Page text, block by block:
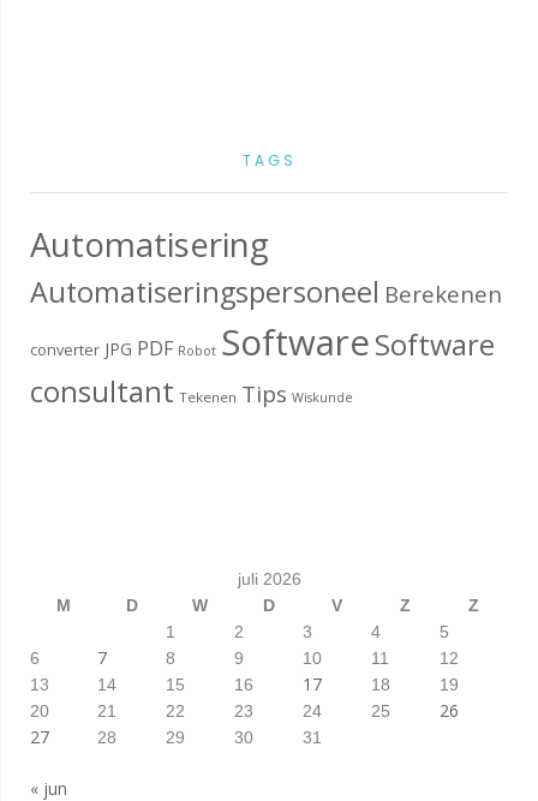
TAGS
Automatisering
Automatiseringspersoneel Berekenen
converter JPG PDF Robot SoftwareSoftware
consultant Tekenen Tips Wiskunde
juli 2026
M
D W D V Z
Z
1
2 3 4
5
6
7 8 9 10 11
12
13
14 15 16 17 18
19
20
21 22 23 24 25
26
27
28 29 30 31
« jun